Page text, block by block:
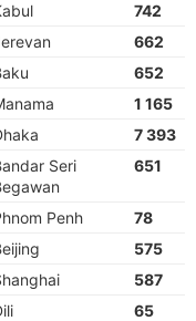
742
662
652
1 165
7 393
Seri
651
Penh
78
575
587
65